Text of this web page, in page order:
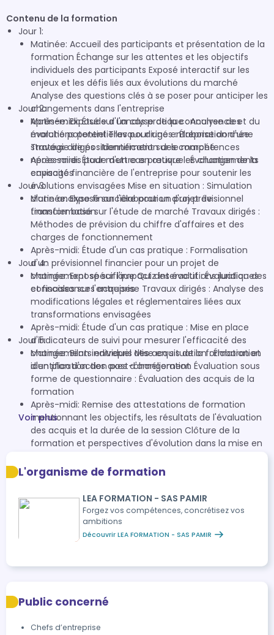
Contenu de la formation
Jour 1:
Matinée: Accueil des participants et présentation de la
formation Échange sur les attentes et les objectifs
individuels des participants Exposé interactif sur les
enjeux et les défis liés aux évolutions du marché
Analyse des questions clés à se poser pour anticiper les
changements dans l'entreprise
Après-midi: Étude d'un cas pratique : Analyse des
évolutions potentielles pour une entreprise donnée
Travaux dirigés : Identification des compétences
nécessaires pour mettre en œuvre les changements
envisagés
Jour 2:
Matinée: Exposé sur l'analyse de la concurrence et du
marché potentiel Travaux dirigés : Élaboration d'une
stratégie de positionnement sur le marché
Après-midi: Étude d'un cas pratique : Évaluation de la
capacité financière de l'entreprise pour soutenir les
évolutions envisagées Mise en situation : Simulation
d'une analyse financière pour un projet de
transformation
Jour 3:
Matinée: Exposé sur l'élaboration d'un prévisionnel
financier basé sur l'étude de marché Travaux dirigés :
Méthodes de prévision du chiffre d'affaires et des
charges de fonctionnement
Après-midi: Étude d'un cas pratique : Formalisation
d'un prévisionnel financier pour un projet de
changement spécifique Quiz interactif : Évaluation des
connaissances acquises
Jour 4:
Matinée: Exposé sur l'impact des évolutions juridiques
et fiscales sur l'entreprise Travaux dirigés : Analyse des
modifications légales et réglementaires liées aux
transformations envisagées
Après-midi: Étude d'un cas pratique : Mise en place
d'indicateurs de suivi pour mesurer l'efficacité des
changements entrepris Mise en situation : Élaboration
d'un plan d'action post-changement
Jour 5:
Matinée: Bilan individuel des acquis de la formation et
identification des axes d'amélioration Évaluation sous
forme de questionnaire : Évaluation des acquis de la
formation
Après-midi: Remise des attestations de formation
mentionnant les objectifs, les résultats de l'évaluation
des acquis et la durée de la session Clôture de la
formation et perspectives d'évolution dans la mise en
Voir plus
L'organisme de formation
LEA FORMATION - SAS PAMIR
Forgez vos compétences, concrétisez vos
ambitions
Découvrir LEA FORMATION - SAS PAMIR
Public concerné
Chefs d’entreprise